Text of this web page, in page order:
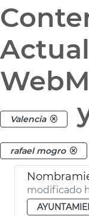
Valencia
rafael mogro
modificado